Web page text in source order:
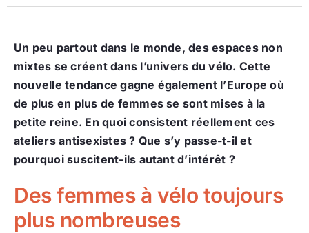
Un peu partout dans le monde, des espaces non
mixtes se créent dans l’univers du vélo. Cette
nouvelle tendance gagne également l’Europe où
de plus en plus de femmes se sont mises à la
petite reine. En quoi consistent réellement ces
ateliers antisexistes ? Que s’y passe-t-il et
pourquoi suscitent-ils autant d’intérêt ?
Des femmes à vélo toujours
plus nombreuses